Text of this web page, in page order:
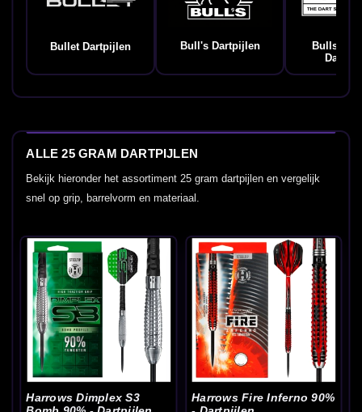
Bullet Dartpijlen Bull's Dartpijlen
Bulls
ALLE 25 GRAM DARTPIJLEN
Bekijk hieronder het assortiment 25 gram dartpijlen en vergelijk
snel op grip, barrelvorm en materiaal.
Harrows Dimplex S3
Harrows Fire Inferno 90%